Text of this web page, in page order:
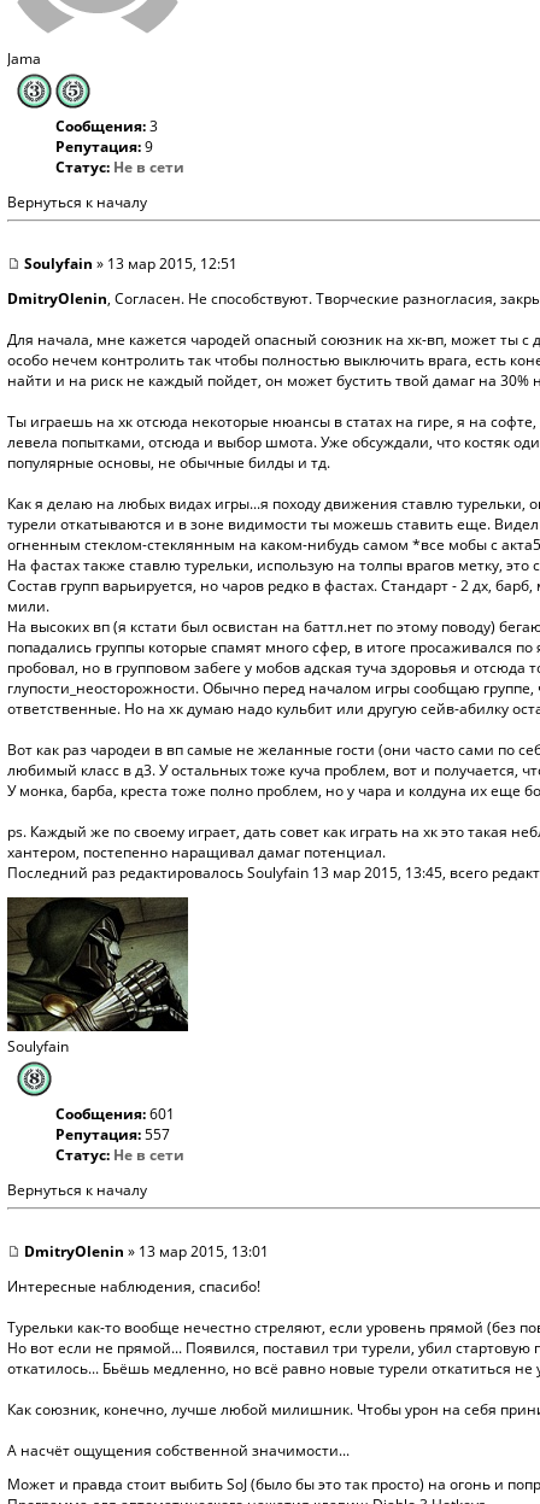
Jama
Сообщения:3
Репутация:9
Статус: Не в сети
Вернуться к началу
Soulyfain » 13 мар 2015, 12:51
DmitryOlenin, Согласен. Не способствуют. Творческие разногласия,
Для начала, мне кажется чародей опасный союзник на хк-вп, может ты
особо нечем контролить так чтобы полностью выключить врага, есть
найти и на риск не каждый пойдет, он может бустить твой дамаг на
Ты играешь на хк отсюда некоторые нюансы в статах на гире, я на
левела попытками, отсюда и выбор шмота. Уже обсуждали, что костяк
популярные основы, не обычные билды и тд.
Как я делаю на любых видах игры...я походу движения ставлю турельки,
турели откатываются и в зоне видимости ты можешь ставить еще.
огненным стеклом-стеклянным на каком-нибудь самом *все мобы с
На фастах также ставлю турельки, использую на толпы врагов метку,
Состав групп варьируется, но чаров редко в фастах. Стандарт - 2 дх,
мили.
На высоких вп (я кстати был освистан на баттл.нет по этому поводу)
попадались группы которые спамят много сфер, в итоге просаживался
пробовал, но в групповом забеге у мобов адская туча здоровья и
глупости_неосторожности. Обычно перед началом игры сообщаю
ответственные. Но на хк думаю надо кульбит или другую сейв-абилку
Вот как раз чародеи в вп самые не желанные гости (они часто сами по
любимый класс в д3. У остальных тоже куча проблем, вот и получается,
У монка, барба, креста тоже полно проблем, но у чара и колдуна их еще
ps. Каждый же по своему играет, дать совет как играть на хк это такая
хантером, постепенно наращивал дамаг потенциал.
Последний раз редактировалосьSoulyfain 13 мар 2015, 13:45, всего
Soulyfain
Сообщения:601
Репутация:557
Статус: Не в сети
Вернуться к началу
DmitryOlenin » 13 мар 2015, 13:01
Интересные наблюдения, спасибо!
Турельки как-то вообще нечестно стреляют, если уровень прямой (без
Но вот если не прямой... Появился, поставил три турели, убил стартовую
откатилось... Бьёшь медленно, но всё равно новые турели откатиться не
Как союзник, конечно, лучше любой милишник. Чтобы урон на себя
А насчёт ощущения собственной значимости...
Может и правда стоит выбить SoJ (было бы это так просто) на огонь и